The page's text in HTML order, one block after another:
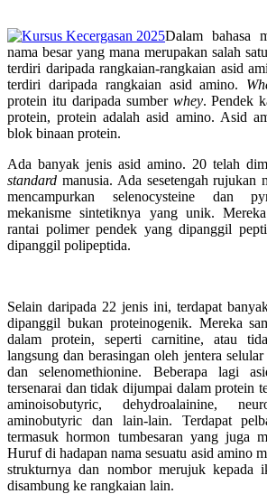
Dalam bahasa
nama besar yang mana merupakan salah
terdiri daripada rangkaian-rangkaian asid
terdiri daripada rangkaian asid amino.
protein itu daripada sumber whey. Pendek
protein, protein adalah asid amino. Asid
blok binaan protein.
Ada banyak jenis asid amino. 20 telah
standard manusia. Ada sesetengah rujukan
mencampurkan selenocysteine dan
mekanisme sintetiknya yang unik.
rantai polimer pendek yang dipanggil
dipanggil polipeptida.
Selain daripada 22 jenis ini, terdapat
dipanggil bukan proteinogenik. Mereka
dalam protein, seperti carnitine, atau
langsung dan berasingan oleh jentera
dan selenomethionine. Beberapa lagi
tersenarai dan tidak dijumpai dalam protein
aminoisobutyric, dehydroalainine,
aminobutyric dan lain-lain. Terdapat
termasuk hormon tumbesaran yang juga
Huruf di hadapan nama sesuatu asid amino
strukturnya dan nombor merujuk kepada
disambung ke rangkaian lain.